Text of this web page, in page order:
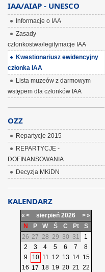
IAA/AIAP - UNESCO
Informacje o IAA
Zasady
członkostwa/legitymacje IAA
Kwestionariusz ewidencyjny
członka IAA
Lista muzeów z darmowym
wstępem dla członków IAA
OZZ
Repartycje 2015
REPARTYCJE -
DOFINANSOWANIA
Decyzja MKiDN
KALENDARZ
« < sierpień 2026 >»
N
P W Ś C Pt
S
26 27 28 29 30 31
1
2
3 4 5 6 7
8
9
10 11 12 13 14 15
16 17 18 19 20 21 22